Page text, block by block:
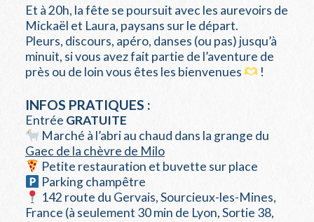
Et à 20h, la fête se poursuit avec les aurevoirs de
Mickaël et Laura, paysans sur le départ.
Pleurs, discours, apéro, danses (ou pas) jusqu’à
minuit, si vous avez fait partie de l’aventure de
près ou de loin vous êtes les bienvenues
!
INFOS PRATIQUES :
Entrée GRATUITE
Marché à l’abri au chaud dans la grange du
Gaec de la chèvre de Milo
Petite restauration et buvette sur place
Parking champêtre
142 route du Gervais, Sourcieux-les-Mines,
France (à seulement 30 min de Lyon, Sortie 38,